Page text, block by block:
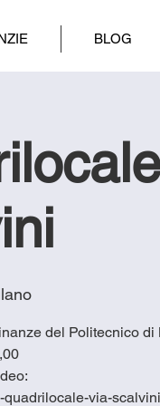
BLOG
del Politecnico di
quadrilocale-via-scalvini